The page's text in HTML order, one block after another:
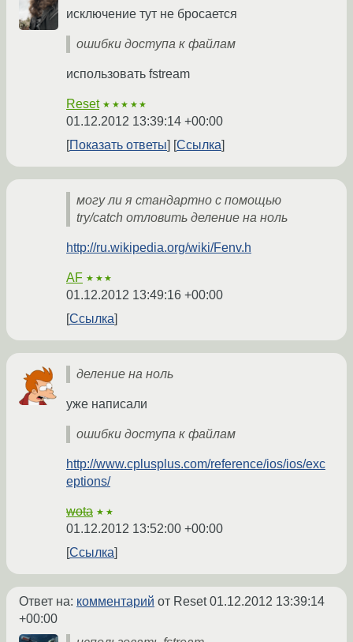
исключение тут не бросается
ошибки доступа к файлам
использовать fstream
Reset ★★★★★
01.12.2012 13:39:14 +00:00
Показать ответы
Ссылка
могу ли я стандартно с помощью
try/catch отловить деление на ноль
http://ru.wikipedia.org/wiki/Fenv.h
AF ★★★
01.12.2012 13:49:16 +00:00
Ссылка
деление на ноль
уже написали
ошибки доступа к файлам
http://www.cplusplus.com/reference/ios/ios/exc
eptions/
wota ★★
01.12.2012 13:52:00 +00:00
Ссылка
Ответ на: комментарий от Reset01.12.2012 13:39:14
+00:00